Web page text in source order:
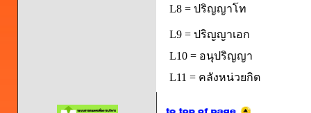
L8 = ปริญญาโท
L9 = ปริญญาเอก
L10 = อนุปริญญา
L11 = คลังหน่วยกิต